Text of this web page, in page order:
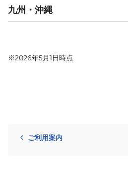
ご利用案内
九州・沖縄
※2026年5月1日時点